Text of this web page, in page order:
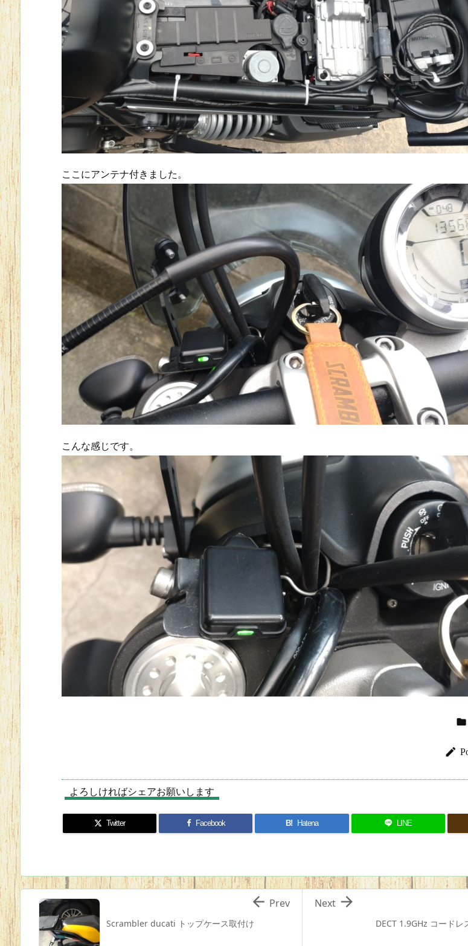
ここにアンテナ付きました。
こんな感じです。


よろしければシェアお願いします
Twitter Facebook B! Hatena LINE
DECT 1.9GHz コードレ

Next
Scrambler ducati トップケース取付け
 Prev